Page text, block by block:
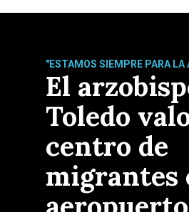
"ESTAMOS SIEMPRE PARA LA
El
Toledo
centro de
migrantes